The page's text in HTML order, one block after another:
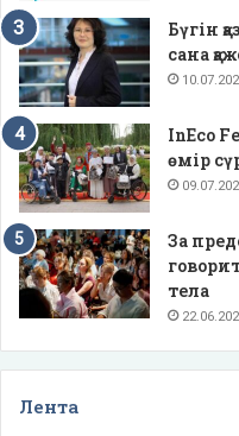
Бүгін
сана
InEco
өмір
За
тела
Лента